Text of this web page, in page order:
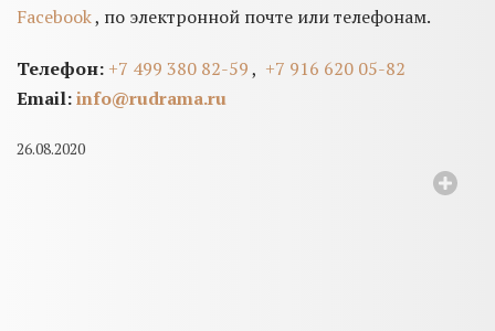
Facebook, по электронной почте или телефонам.
Телефон: +7 499 380 82-59, +7 916 620 05-82
Email:info@rudrama.ru
26.08.2020